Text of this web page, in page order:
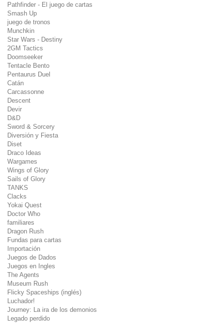
Pathfinder - El juego de cartas
Smash Up
juego de tronos
Munchkin
Star Wars - Destiny
2GM Tactics
Doomseeker
Tentacle Bento
Pentaurus Duel
Catán
Carcassonne
Descent
Devir
D&D
Sword & Sorcery
Diversión y Fiesta
Diset
Draco Ideas
Wargames
Wings of Glory
Sails of Glory
TANKS
Clacks
Yokai Quest
Doctor Who
familiares
Dragon Rush
Fundas para cartas
Importación
Juegos de Dados
Juegos en Ingles
The Agents
Museum Rush
Flicky Spaceships (inglés)
Luchador!
Journey: La ira de los demonios
Legado perdido